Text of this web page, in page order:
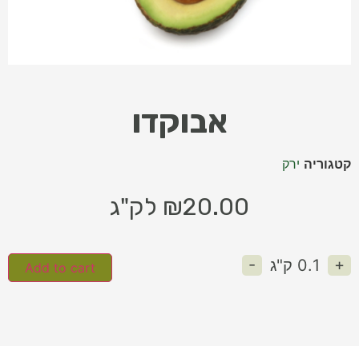
אבוקדו
קטגוריה ירק
₪20.00 לק"ג
- 0.1 ק"ג +
Add to cart